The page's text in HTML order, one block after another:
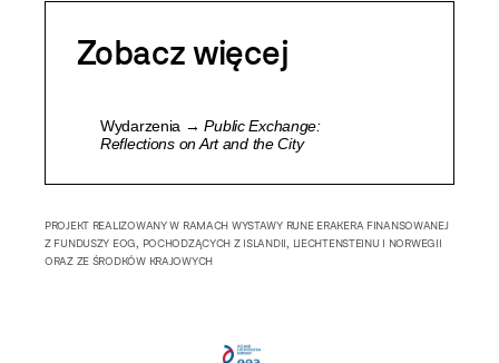
Zobacz więcej
Wydarzenia →Public Exchange:
Reflections on Art and the City
PROJEKT REALIZOWANY W RAMACH WYSTAWY RUNE ERAKERA FINANSOWANEJ
Z FUNDUSZY EOG, POCHODZĄCYCH Z ISLANDII, LIECHTENSTEINU I NORWEGII
ORAZ ZE ŚRODKÓW KRAJOWYCH